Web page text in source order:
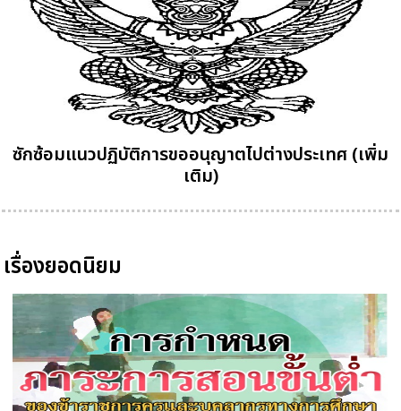
ซักซ้อมแนวปฏิบัติการขออนุญาตไปต่างประเทศ (เพิ่ม
เติม)
เรื่องยอดนิยม